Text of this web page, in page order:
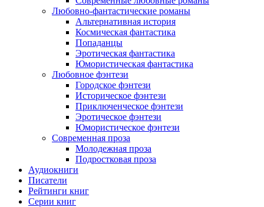
Любовно-фантастические романы
Альтернативная история
Космическая фантастика
Попаданцы
Эротическая фантастика
Юмористическая фантастика
Любовное фэнтези
Городское фэнтези
Историческое фэнтези
Приключенческое фэнтези
Эротическое фэнтези
Юмористическое фэнтези
Современная проза
Молодежная проза
Подростковая проза
Аудиокниги
Писатели
Рейтинги книг
Серии книг